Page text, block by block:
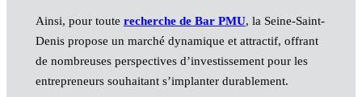
Ainsi, pour toute recherche de Bar PMU, la Seine-Saint-
Denis propose un marché dynamique et attractif, offrant
de nombreuses perspectives d’investissement pour les
entrepreneurs souhaitant s’implanter durablement.